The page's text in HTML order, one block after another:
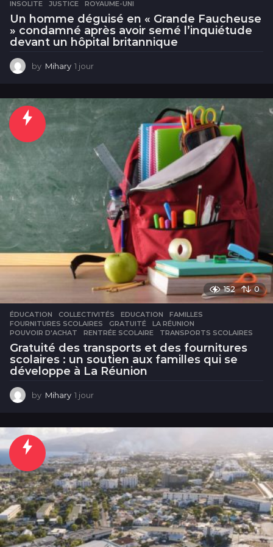
INSOLITE
,JUSTICE ,ROYAUME-UNI
Un homme déguisé en « Grande Faucheuse
» condamné après avoir semé l’inquiétude
devant un hôpital britannique
by Mihary 1 jour
u
r
152 0
ÉDUCATION COLLECTIVITÉS ,EDUCATION ,FAMILLES
FOURNITURES SCOLAIRES
,GRATUITÉ ,LA RÉUNION
POUVOIR D'ACHAT
,RENTRÉE SCOLAIRE ,TRANSPORTS SCOLAIRES
Gratuité des transports et des fournitures
scolaires : un soutien aux familles qui se
développe à La Réunion
by Mihary 1 jour
u